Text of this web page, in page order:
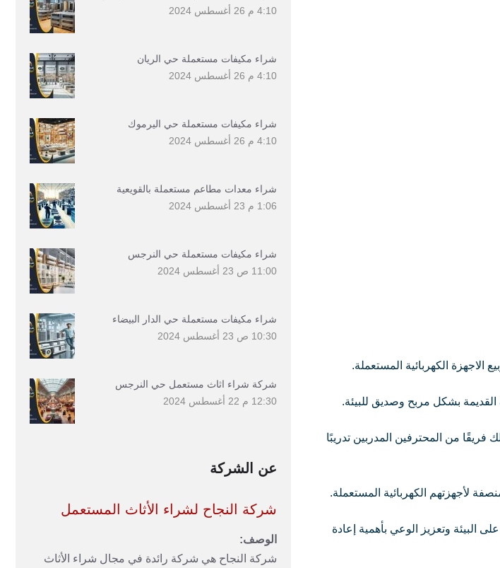
الكهربائية المستعملة.
القديمة بشكل مربح وصديق للبيئة.
من المحترفين المدربين تدريبًا
لأجهزتهم الكهربائية المستعملة.
البيئة وتعزيز الوعي بأهمية إعادة
4:10 م 26 أغسطس 2024
شراء مكيفات مستعملة حي الريان
4:10 م 26 أغسطس 2024
شراء مكيفات مستعملة حي اليرموك
4:10 م 26 أغسطس 2024
شراء معدات مطاعم مستعملة بالقويعية
1:06 م 23 أغسطس 2024
شراء مكيفات مستعملة حي النرجس
11:00 ص 23 أغسطس 2024
شراء مكيفات مستعملة حي الدار البيضاء
10:30 ص 23 أغسطس 2024
شركة شراء اثاث مستعمل حي النرجس
12:30 م 22 أغسطس 2024
عن الشركة
شركة النجاح لشراء الأثاث المستعمل
الوصف:
شركة النجاح هي شركة رائدة في مجال شراء الأثاث